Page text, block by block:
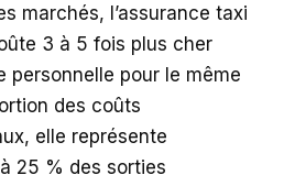
marchés, l’assurance taxi
3 à 5 fois plus cher
personnelle pour le même
des coûts
elle représente
25 % des sorties